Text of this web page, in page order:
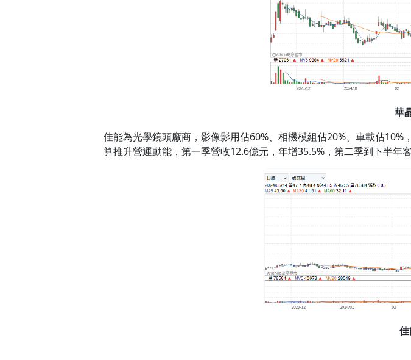
華
佳能為光學鏡頭廠商，影像影用佔60%、相機模組佔20%、車載佔
算推升營運動能，第一季營收12.6億元，年增35.5%，第二季到下半年